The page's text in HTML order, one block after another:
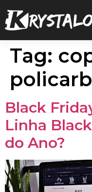
Tag:
Black
Linha
do Ano?